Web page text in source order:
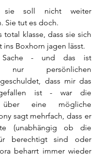
sie soll nicht weiter
Sie tut es doch.
total klasse, dass sie sich
ins Boxhorn jagen lässt.
- und das ist
nur persönlichen
dass mir das
ist - war die
über eine mögliche
sagt mehrfach, dass er
(unabhängig ob die
berechtigt sind oder
beharrt immer wieder